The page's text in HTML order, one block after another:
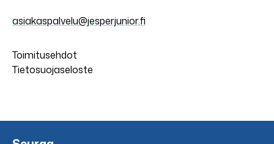
asiakaspalvelu@jesperjunior.fi
Toimitusehdot
Tietosuojaseloste